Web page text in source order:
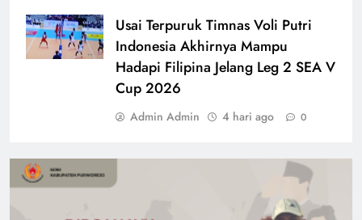
Usai Terpuruk Timnas Voli Putri
Indonesia Akhirnya Mampu
Hadapi Filipina Jelang Leg 2 SEA V
Cup 2026
Admin Admin 4 hari ago 0